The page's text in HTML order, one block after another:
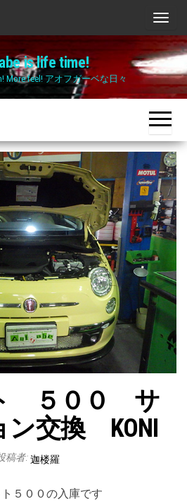
ナ
ビ
ゲ
ー
シ
ョ
ン
切
り
替
え
is life time!
More feel! アオフガーベな日々
５００ サ
ン交換 KONI
稿者: 迦楼羅
５００の入庫です